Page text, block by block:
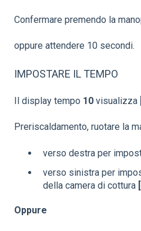
Confermare premendo la
oppure attendere 10 secondi.
IMPOSTARE IL TEMPO
Il display tempo 10 visualizza
Preriscaldamento, ruotare la
verso destra per
verso sinistra per
della camera di cottura
Oppure